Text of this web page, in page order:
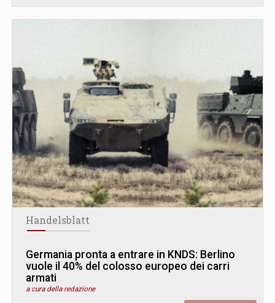
Handelsblatt
Germania pronta a entrare in KNDS: Berlino
vuole il 40% del colosso europeo dei carri
armati
a cura della redazione